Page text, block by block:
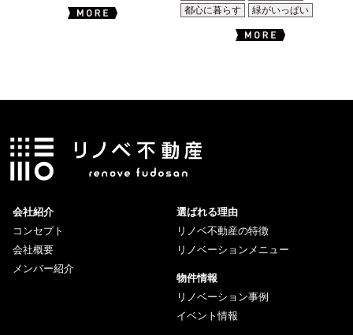
都心に暮らす
緑がいっぱい
会社紹介
コンセプト
会社概要
メンバー紹介
選ばれる理由
リノベ不動産の特徴
リノベーションメニュー
物件情報
リノベーション事例
イベント情報